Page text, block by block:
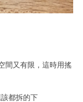
間又有限，這時用搖
都拆的下